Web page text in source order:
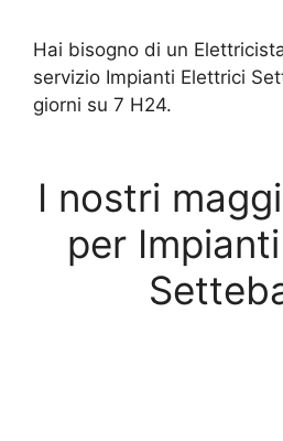
Hai bisogno di un
servizio Impianti Elettrici
giorni su 7 H24.
I nostri
per